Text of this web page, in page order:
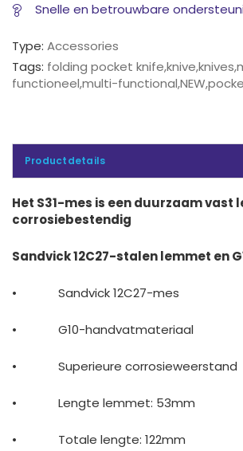
Snelle en betrouwbare
Type: Accessories
Tags: folding pocket knife,knive,knives,
functioneel,multi-functional,NEW,
Productdetails
Het S31-mes is een duurzaam vast
corrosiebestendig
Sandvick 12C27-stalen lemmet en
• Sandvick 12C27-mes
• G10-handvatmateriaal
• Superieure corrosieweerstand
• Lengte lemmet: 53mm
• Totale lengte: 122mm